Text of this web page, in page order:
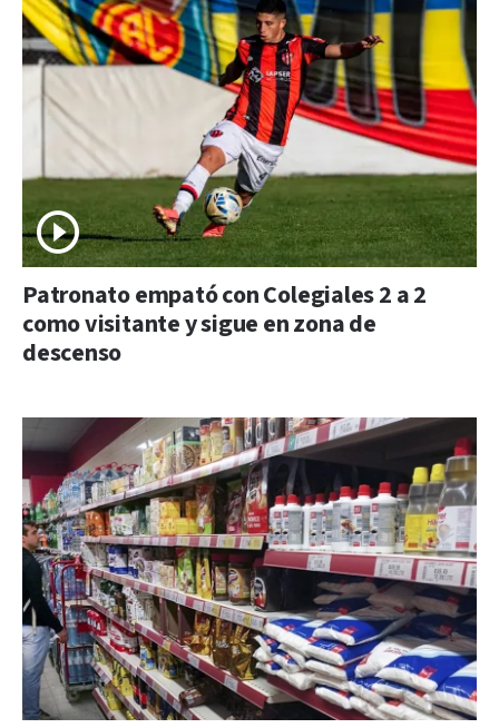
Patronato empató con Colegiales 2 a 2
como visitante y sigue en zona de
descenso